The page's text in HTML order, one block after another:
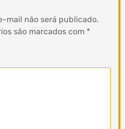
mail não será publicado.
são marcados com *